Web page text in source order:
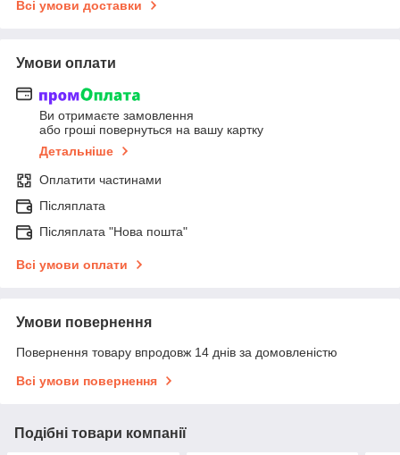
Всі умови доставки
Умови оплати
Ви отримаєте замовлення
або гроші повернуться на вашу картку
Детальніше
Оплатити частинами
Післяплата
Післяплата "Нова пошта"
Всі умови оплати
Умови повернення
Повернення товару впродовж 14 днів за домовленістю
Всі умови повернення
Подібні товари компанії